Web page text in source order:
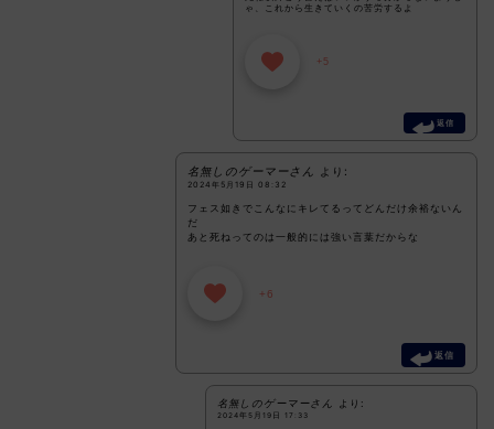
ゃ、これから生きていくの苦労するよ
+5
返信
名無しのゲーマーさん より:
2024年5月19日 08:32
フェス如きでこんなにキレてるってどんだけ余裕ないん
だ
あと死ねってのは一般的には強い言葉だからな
+6
返信
名無しのゲーマーさん より:
2024年5月19日 17:33